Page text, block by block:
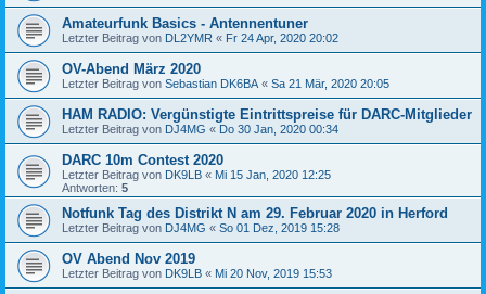
Amateurfunk Basics - Antennentuner
Letzter Beitrag von DL2YMR « Fr 24 Apr, 2020 20:02
OV-Abend März 2020
Letzter Beitrag von Sebastian DK6BA « Sa 21 Mär, 2020 20:05
HAM RADIO: Vergünstigte Eintrittspreise für DARC-Mitglieder
Letzter Beitrag von DJ4MG « Do 30 Jan, 2020 00:34
DARC 10m Contest 2020
Letzter Beitrag von DK9LB « Mi 15 Jan, 2020 12:25
Antworten: 5
Notfunk Tag des Distrikt N am 29. Februar 2020 in Herford
Letzter Beitrag von DJ4MG « So 01 Dez, 2019 15:28
OV Abend Nov 2019
Letzter Beitrag von DK9LB « Mi 20 Nov, 2019 15:53